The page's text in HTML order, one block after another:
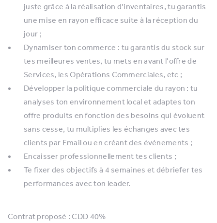
juste grâce à la réalisation d’inventaires, tu garantis
une mise en rayon efficace suite à la réception du
jour ;
Dynamiser ton commerce : tu garantis du stock sur
tes meilleures ventes, tu mets en avant l’offre de
Services, les Opérations Commerciales, etc ;
Développer la politique commerciale du rayon : tu
analyses ton environnement local et adaptes ton
offre produits en fonction des besoins qui évoluent
sans cesse, tu multiplies les échanges avec tes
clients par Email ou en créant des événements ;
Encaisser professionnellement tes clients ;
Te fixer des objectifs à 4 semaines et débriefer tes
performances avec ton leader.
Contrat proposé : CDD 40%